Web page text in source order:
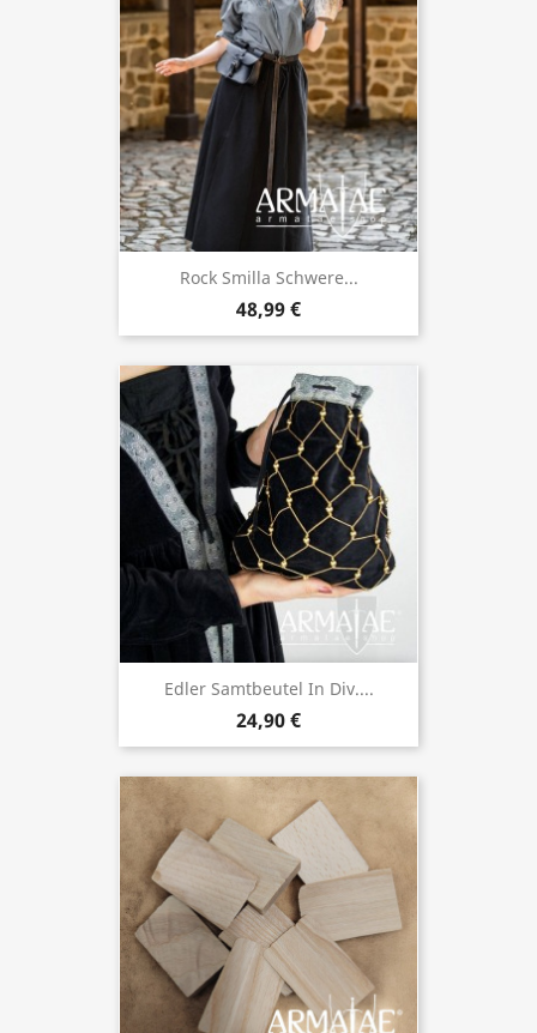
Rock Smilla Schwere...
48,99 €
Edler Samtbeutel In Div....
24,90 €